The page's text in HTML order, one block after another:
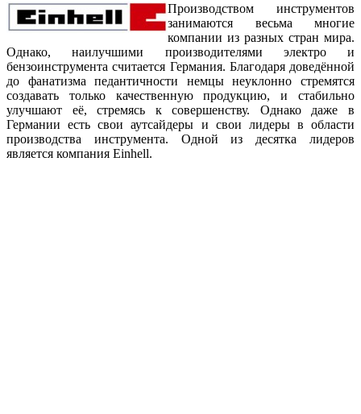
Производством инструментов
занимаются весьма многие
компании из разных стран мира.
Однако, наилучшими производителями электро и
бензоинструмента считается Германия. Благодаря доведённой
до фанатизма педантичности немцы неуклонно стремятся
создавать только качественную продукцию, и стабильно
улучшают её, стремясь к совершенству. Однако даже в
Германии есть свои аутсайдеры и свои лидеры в области
производства инструмента. Одной из десятка лидеров
является компания Einhell.